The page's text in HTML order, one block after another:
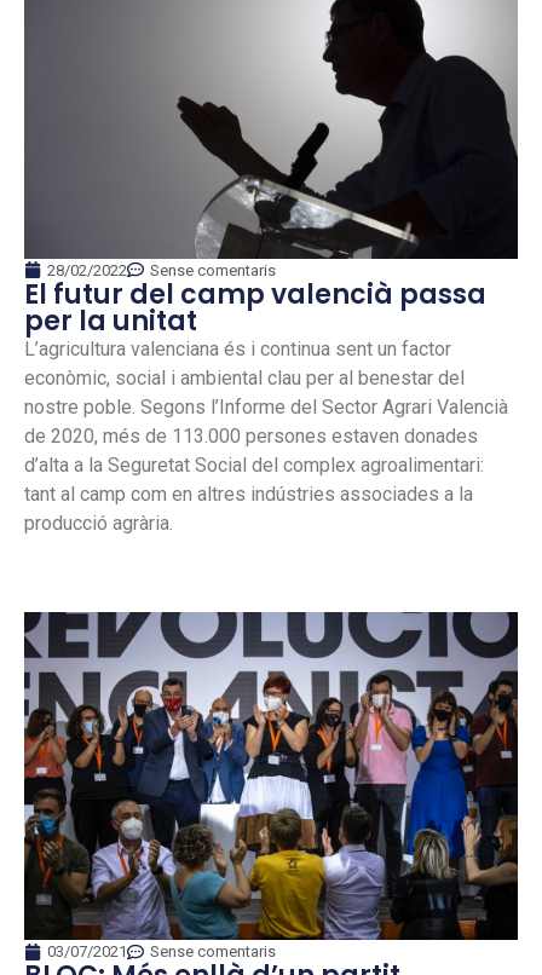
28/02/2022 Sense comentaris
El futur del camp valencià passa
per la unitat
L’agricultura valenciana és i continua sent un factor
econòmic, social i ambiental clau per al benestar del
nostre poble. Segons l’Informe del Sector Agrari Valencià
de 2020, més de 113.000 persones estaven donades
d’alta a la Seguretat Social del complex agroalimentari:
tant al camp com en altres indústries associades a la
producció agrària.
03/07/2021 Sense comentaris